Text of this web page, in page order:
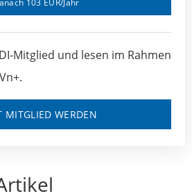
Mitglied und lesen im Rahmen
MITGLIED WERDEN